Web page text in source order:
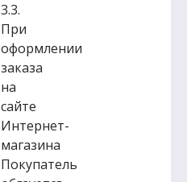
3.3.
При
оформлении
заказа
на
сайте
Интернет-
магазина
Покупатель